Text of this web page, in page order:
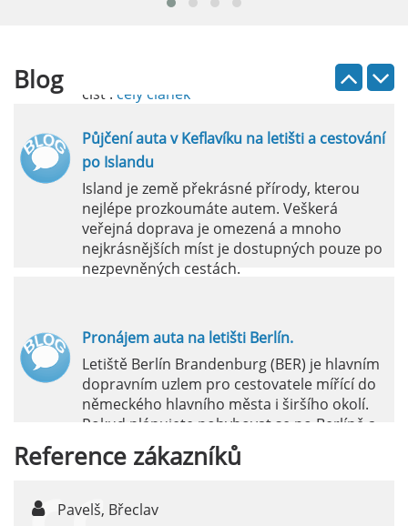
Blog
Půjčení auta na letišti Lefkada je skvělý
číst : celý článek
Půjčení auta v Keflavíku na letišti a cestování
po Islandu
Island je země překrásné přírody, kterou
nejlépe prozkoumáte autem. Veškerá
veřejná doprava je omezená a mnoho
nejkrásnějších míst je dostupných pouze po
nezpevněných cestách.
Pronájem auta na letišti Berlín.
Letiště Berlín Brandenburg (BER) je hlavním
dopravním uzlem pro cestovatele mířící do
německého hlavního města i širšího okolí.
Pokud plánujete pohybovat se po Berlíně a
okolních regionech bez omezení, pronájem
auta přímo na letišti je ideální volbou.
Reference zákazníků
Pavelš, Břeclav